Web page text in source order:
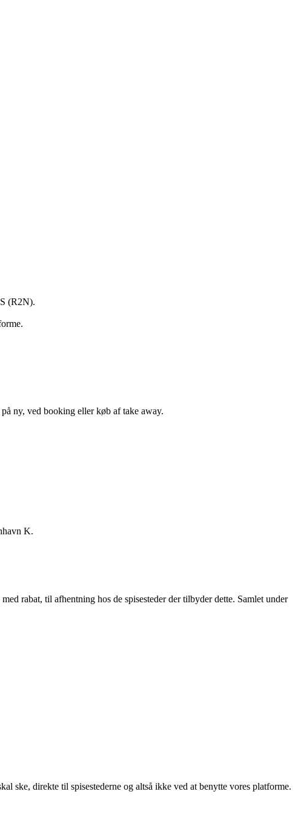
(R2N).
ny, ved booking eller køb af take away.
K.
rabat, til afhentning hos de spisesteder der tilbyder dette. Samlet under
ske, direkte til spisestederne og altså ikke ved at benytte vores platforme.